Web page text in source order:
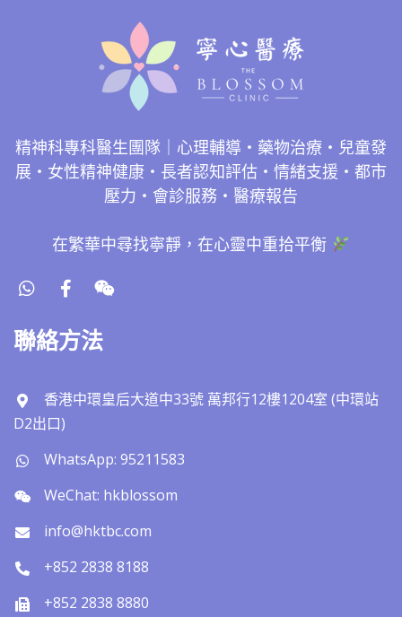
精神科專科醫生團隊｜心理輔導・藥物治療・兒童發
展・女性精神健康・長者認知評估・情緒支援・都市
壓力・會診服務・醫療報告
在繁華中尋找寧靜，在心靈中重拾平衡
聯絡方法
香港中環皇后大道中33號 萬邦行12樓1204室 (中環站
D2出口)
WhatsApp: 95211583
WeChat: hkblossom
info@hktbc.com
+852 2838 8188
+852 2838 8880